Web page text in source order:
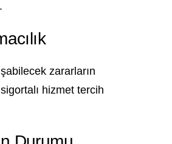
zararların
hizmet tercih